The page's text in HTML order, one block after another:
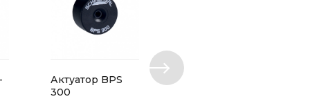
Актуатор BPS
300
Аксессуар ACC-